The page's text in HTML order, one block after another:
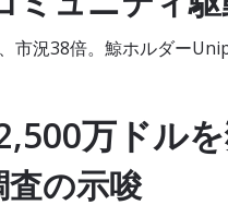
市況38倍。鯨ホルダー
万ドルを
の示唆